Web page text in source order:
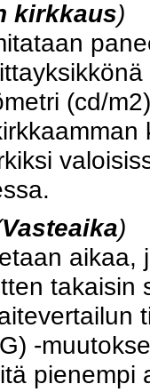
kirkkaus)
(cd/
Vasteaika)
aikaa,
takaisin
-